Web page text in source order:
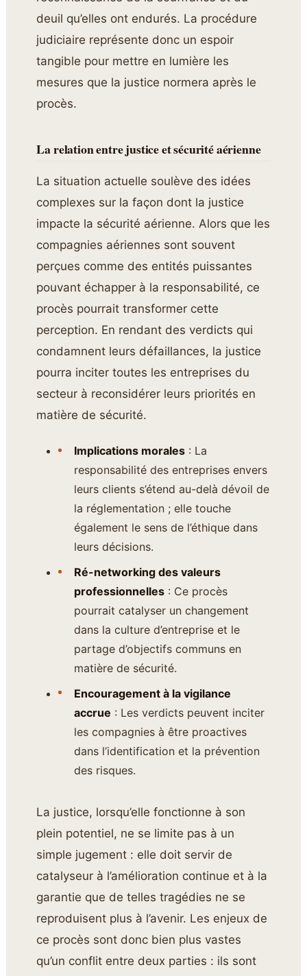
deuil qu’elles ont endurés. La procédure
judiciaire représente donc un espoir
tangible pour mettre en lumière les
mesures que la justice normera après le
procès.
La relation entre justice et sécurité aérienne
La situation actuelle soulève des idées
complexes sur la façon dont la justice
impacte la sécurité aérienne. Alors que les
compagnies aériennes sont souvent
perçues comme des entités puissantes
pouvant échapper à la responsabilité, ce
procès pourrait transformer cette
perception. En rendant des verdicts qui
condamnent leurs défaillances, la justice
pourra inciter toutes les entreprises du
secteur à reconsidérer leurs priorités en
matière de sécurité.
Implications morales: La
responsabilité des entreprises envers
leurs clients s’étend au-delà dévoil de
la réglementation ; elle touche
également le sens de l’éthique dans
leurs décisions.
Ré-networking des valeurs
professionnelles: Ce procès
pourrait catalyser un changement
dans la culture d’entreprise et le
partage d’objectifs communs en
matière de sécurité.
Encouragement à la vigilance
accrue : Les verdicts peuvent inciter
les compagnies à être proactives
dans l’identification et la prévention
des risques.
La justice, lorsqu’elle fonctionne à son
plein potentiel, ne se limite pas à un
simple jugement : elle doit servir de
catalyseur à l’amélioration continue et à la
garantie que de telles tragédies ne se
reproduisent plus à l’avenir. Les enjeux de
ce procès sont donc bien plus vastes
qu’un conflit entre deux parties : ils sont